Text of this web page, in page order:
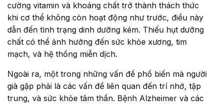
cường vitamin và khoáng chất trở thành thách thức
khi cơ thể không còn hoạt động như trước, điều này
dẫn đến tình trạng dinh dưỡng kém. Thiếu hụt dưỡng
chất có thể ảnh hưởng đến sức khỏe xương, tim
mạch, và hệ thống miễn dịch.
Ngoài ra, một trong những vấn đề phổ biến mà người
già gặp phải là các vấn đề liên quan đến trí nhớ, tập
trung, và sức khỏe tâm thần. Bệnh Alzheimer và các